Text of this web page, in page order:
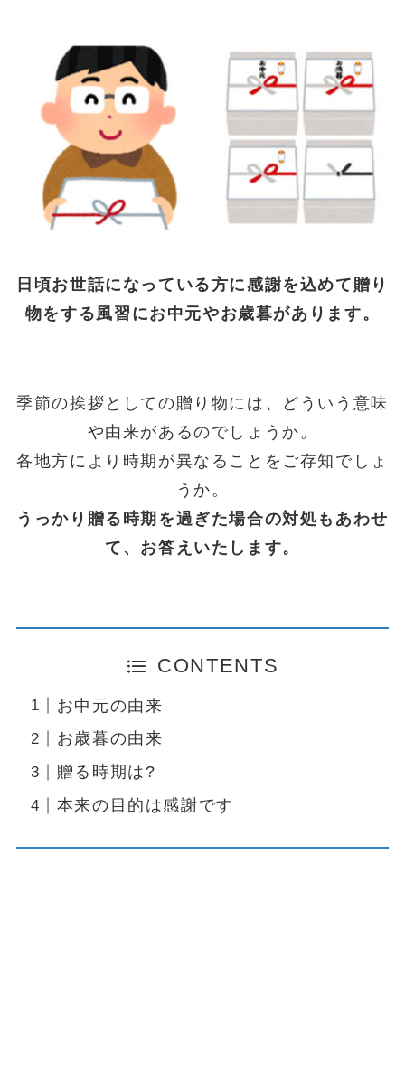
日頃お世話になっている方に感謝を込めて贈り
物をする風習にお中元やお歳暮があります。
季節の挨拶としての贈り物には、どういう意味
や由来があるのでしょうか。
各地方により時期が異なることをご存知でしょ
うか。
うっかり贈る時期を過ぎた場合の対処もあわせ
て、お答えいたします。
CONTENTS
お中元の由来
お歳暮の由来
贈る時期は?
本来の目的は感謝です